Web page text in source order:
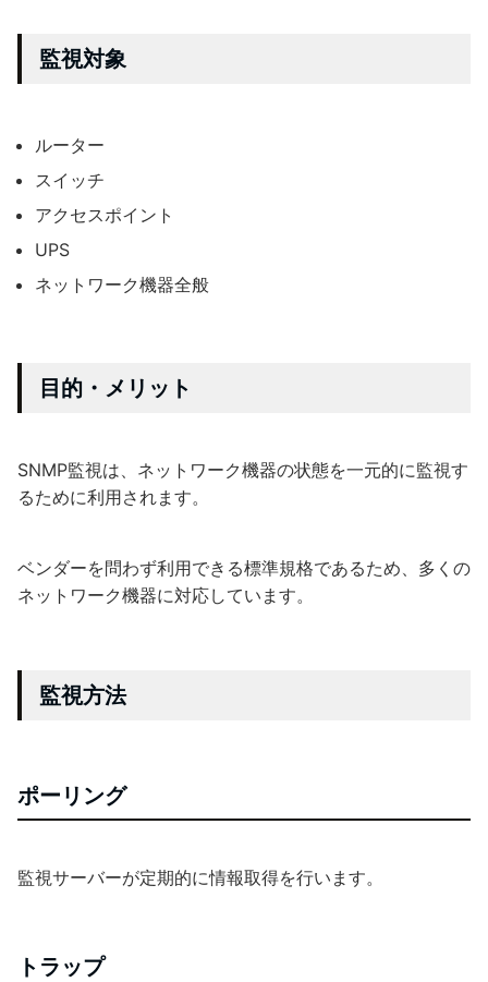
監視対象
ルーター
スイッチ
アクセスポイント
UPS
ネットワーク機器全般
目的・メリット
SNMP監視は、ネットワーク機器の状態を一元的に監視す
るために利用されます。
ベンダーを問わず利用できる標準規格であるため、多くの
ネットワーク機器に対応しています。
監視方法
ポーリング
監視サーバーが定期的に情報取得を行います。
トラップ